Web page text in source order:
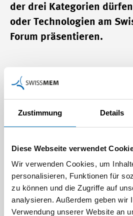
Zustimmung Details
Diese Webseite verwendet
Wir verwenden Cookies, um
personalisieren, Funktionen für
zu können und die Zugriffe auf
analysieren. Außerdem geben wir
Verwendung unserer Website an
der drei Kategorien
oder Technologien am
Forum präsentieren.
Mit der Ausschreibung des Swiss
wollen die Veranstalter verstärkt
neue Kategorie «Sustainability
dieser Kategorie treten erfolgreiche
Verfahren Ressourcen geschont
Märkten erschlossen werden. Die
eine breit abgestützte Jury
der drei Kategorien können ihre
am Swiss Innovation Forum in
2013 den 1000 Besuchern aus